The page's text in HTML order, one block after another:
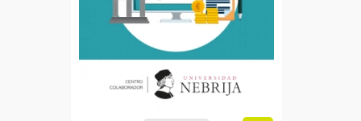
Sin requisitos de acceso
Doble titulación
Compra segura